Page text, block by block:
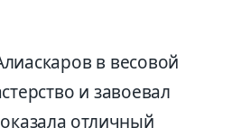
в весовой
и завоевал
отличный